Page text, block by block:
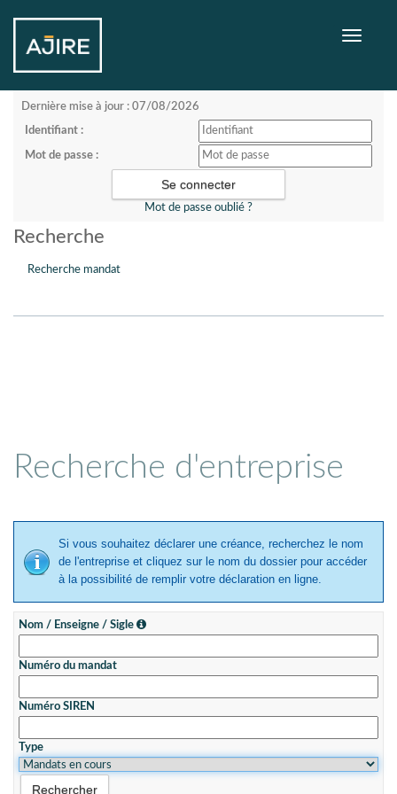
Toggle
Dernière mise à jour : 07/08/2026
Identifiant :
Mot de passe :
Mot de passe oublié ?
Recherche
Recherche mandat
Recherche d'entreprise
Si vous souhaitez déclarer une créance, recherchez le nom
de l'entreprise et cliquez sur le nom du dossier pour accéder
à la possibilité de remplir votre déclaration en ligne.
Nom / Enseigne / Sigle
Numéro du mandat
Numéro SIREN
Type